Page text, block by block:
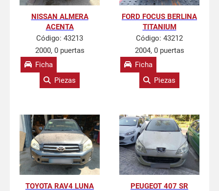
NISSAN ALMERA
ACENTA
Código: 43213
2000, 0 puertas
Ficha
Piezas
FORD FOCUS BERLINA
TITANIUM
Código: 43212
2004, 0 puertas
Ficha
Piezas
TOYOTA RAV4 LUNA
PEUGEOT 407 SR